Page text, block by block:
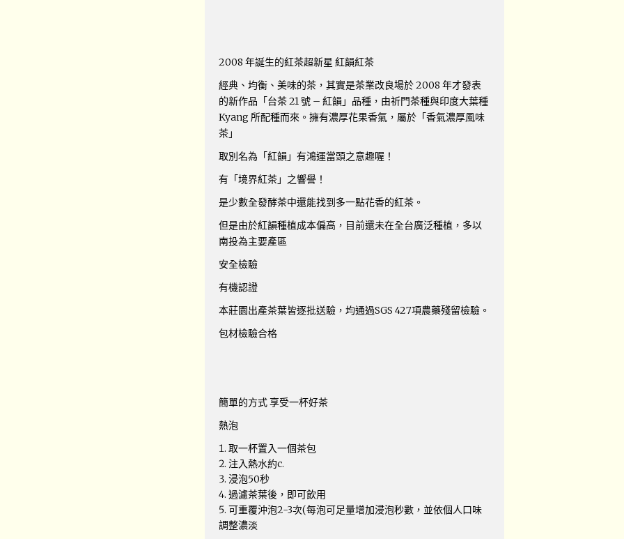
2008 年誕生的紅茶超新星 紅韻紅茶
經典、均衡、美味的茶，其實是茶業改良場於 2008 年才發表
的新作品「台茶 21 號 – 紅韻」品種，由祈門茶種與印度大葉種
Kyang 所配種而來。擁有濃厚花果香氣，屬於「香氣濃厚風味
茶」
取別名為「紅韻」有鴻運當頭之意趣喔！
有「境界紅茶」之響譽！
是少數全發酵茶中還能找到多一點花香的紅茶。
但是由於紅韻種植成本偏高，目前還未在全台廣泛種植，多以
南投為主要產區
安全檢驗
有機認證
本莊園出產茶葉皆逐批送驗，均通過SGS 427項農藥殘留檢驗。
包材檢驗合格
簡單的方式 享受一杯好茶
熱泡
取一杯置入一個茶包
注入熱水約c.
浸泡50秒
過濾茶葉後，即可飲用
可重覆沖泡2-3次(每泡可足量增加浸泡秒數，並依個人口味
調整濃淡